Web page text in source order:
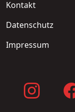
Kontakt
Datenschutz
Impressum